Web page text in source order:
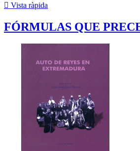
 Vista ràpida
FÓRMULAS QUE